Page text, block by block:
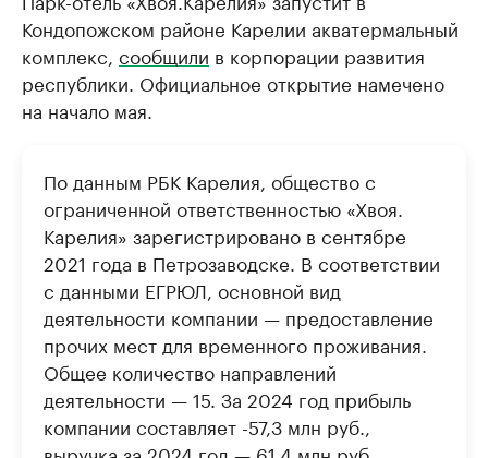
Кондопожском районе Карелии акватермальный
комплекс, сообщили в корпорации развития
республики. Официальное открытие намечено
на начало мая.
По данным РБК Карелия, общество с
ограниченной ответственностью «Хвоя.
Карелия» зарегистрировано в сентябре
2021 года в Петрозаводске. В соответствии
с данными ЕГРЮЛ, основной вид
деятельности компании — предоставление
прочих мест для временного проживания.
Общее количество направлений
деятельности — 15. За 2024 год прибыль
компании составляет -57,3 млн руб.,